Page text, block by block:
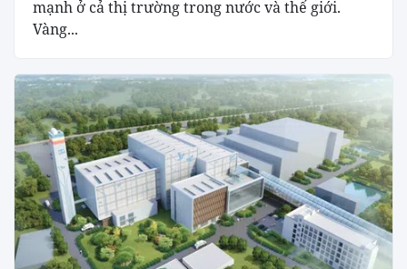
mạnh ở cả thị trường trong nước và thế giới.
Vàng...